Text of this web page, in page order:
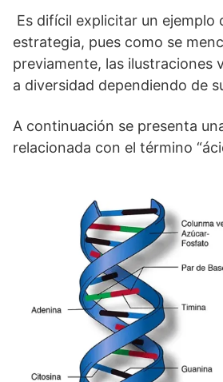
Es difícil explicitar un ejemplo
estrategia, pues como se
previamente, las ilustraciones
a diversidad dependiendo de
A continuación se presenta
relacionada con el término